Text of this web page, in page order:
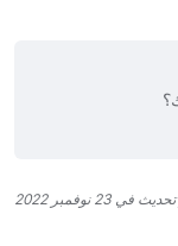
في 23 نوفمبر 2022